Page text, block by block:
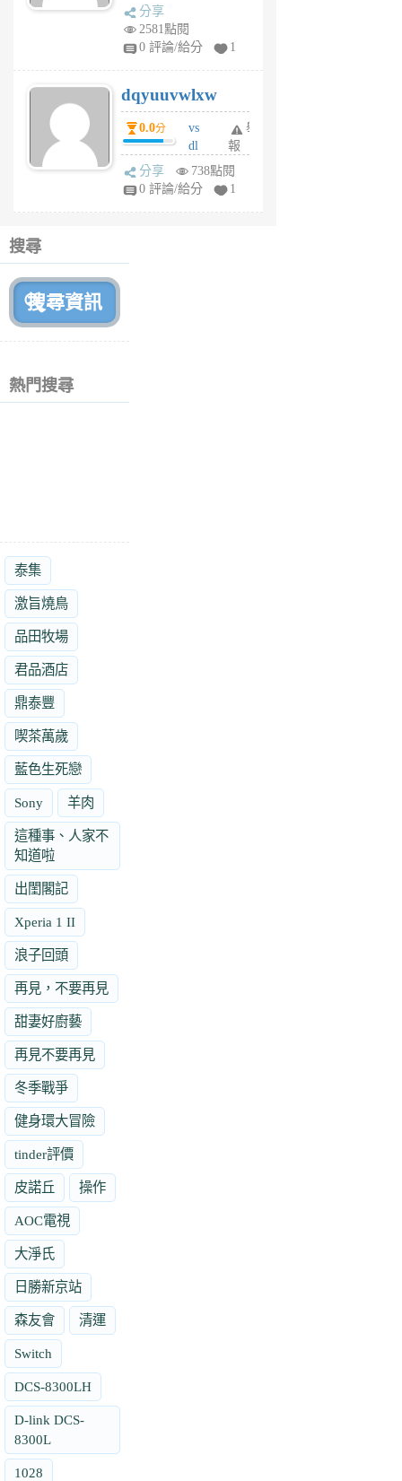
tu
6
個
月
前
分享
2581點閱
0 評論/給分
1
dqyuuvwlxw
0.0分
vs
dl
sq
fy
舉
報
分享
738點閱
0 評論/給分
1
搜尋
熱門搜尋
泰集
激旨燒鳥
品田牧場
君品酒店
鼎泰豐
喫茶萬歲
藍色生死戀
Sony 羊肉
這種事、人家不
知道啦
出閨閣記
Xperia 1 II
浪子回頭
再見，不要再見
甜妻好廚藝
再見不要再見
冬季戰爭
健身環大冒險
tinder評價
皮諾丘 操作
AOC電視
大淨氏
日勝新京站
森友會 清運
Switch
DCS-8300LH
D-link DCS-
8300L
1028